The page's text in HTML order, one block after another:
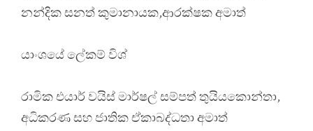
නන්දික සනත් කුමානායක,ආරක්ෂක අමාත්
යාංශයේ ලේකම් විශ්
රාමික එයාර් වයිස් මාර්ෂල් සම්පත් තුයියකොන්තා,
අධිකරණ සහ ජාතික ඒකාබද්ධතා අමාත්